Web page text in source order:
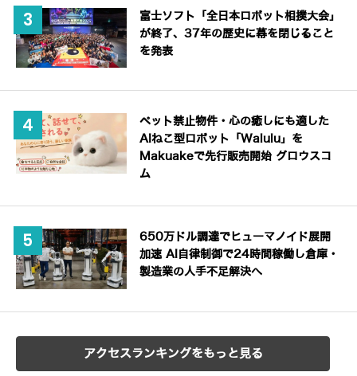
富士ソフト「全日本ロボット相撲大会」
が終了、37年の歴史に幕を閉じること
を発表
ペット禁止物件・心の癒しにも適した
AIねこ型ロボット「Walulu」を
Makuakeで先行販売開始 グロウスコ
ム
650万ドル調達でヒューマノイド展開
加速 AI自律制御で24時間稼働し倉庫・
製造業の人手不足解決へ
アクセスランキングをもっと見る